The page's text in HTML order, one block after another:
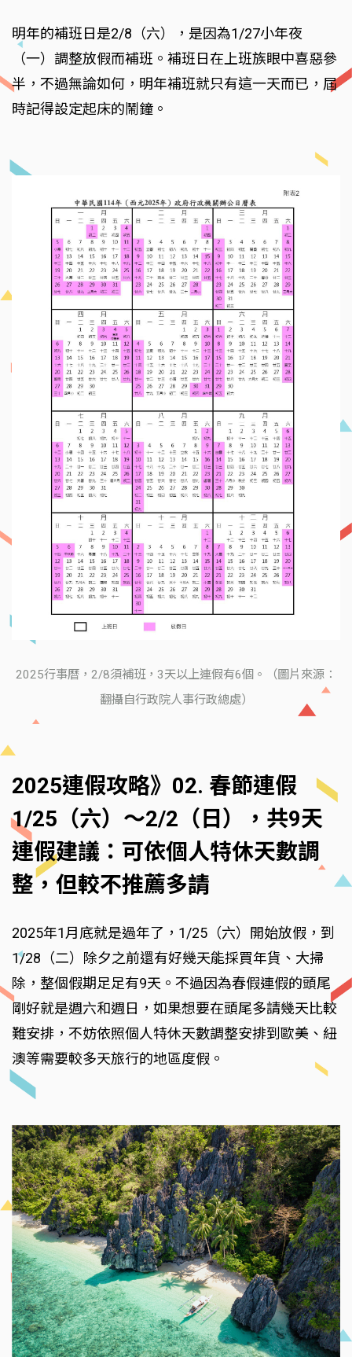
明年的補班日是2/8（六），是因為1/27小年夜
（一）調整放假而補班。補班日在上班族眼中喜惡參
半，不過無論如何，明年補班就只有這一天而已，屆
時記得設定起床的鬧鐘。
2025行事曆，2/8須補班，3天以上連假有6個。（圖片來源：
翻攝自行政院人事行政總處）
2025連假攻略》02. 春節連假
1/25（六）～2/2（日），共9天
連假建議：可依個人特休天數調
整，但較不推薦多請
2025年1月底就是過年了，1/25（六）開始放假，到
1/28（二）除夕之前還有好幾天能採買年貨、大掃
除，整個假期足足有9天。不過因為春假連假的頭尾
剛好就是週六和週日，如果想要在頭尾多請幾天比較
難安排，不妨依照個人特休天數調整安排到歐美、紐
澳等需要較多天旅行的地區度假。